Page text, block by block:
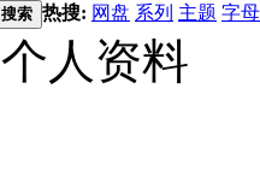
搜索 热搜: 网盘 系列 主题 字
个人资料